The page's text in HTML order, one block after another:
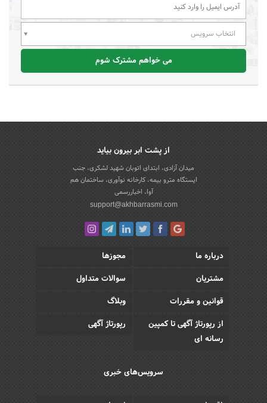
انتخاب سرویس
می خواهم مشترک شوم
از پشت ابر بیرون بیاید
میدان آزادی، ابتدای اتوبان شهید لشکری، جنب
ایستگاه مترو بیمه، کارخانه نوآوری، ساختمان هم
آوا، اخباررسمی
support@akhbarrasmi.com
درباره ما
مجوزها
مشتریان
سوالات متداول
قوانین و مقررات
وبلاگ
از رپورتاژ آگهی تا کمپین
رسانه ای
رپورتاژ آگهی
سرویس‌های خبری